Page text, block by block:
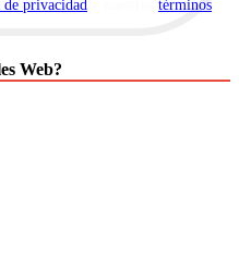
privacidad
términos
Web?